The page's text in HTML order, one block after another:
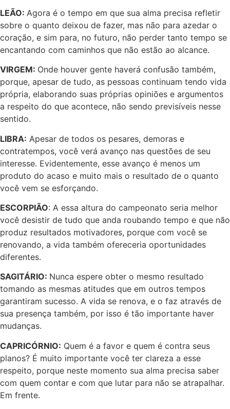
LEÃO: Agora é o tempo em que sua alma precisa refletir
sobre o quanto deixou de fazer, mas não para azedar o
coração, e sim para, no futuro, não perder tanto tempo se
encantando com caminhos que não estão ao alcance.
VIRGEM: Onde houver gente haverá confusão também,
porque, apesar de tudo, as pessoas continuam tendo vida
própria, elaborando suas próprias opiniões e argumentos
a respeito do que acontece, não sendo previsíveis nesse
sentido.
LIBRA: Apesar de todos os pesares, demoras e
contratempos, você verá avanço nas questões de seu
interesse. Evidentemente, esse avanço é menos um
produto do acaso e muito mais o resultado de o quanto
você vem se esforçando.
ESCORPIÃO: A essa altura do campeonato seria melhor
você desistir de tudo que anda roubando tempo e que não
produz resultados motivadores, porque com você se
renovando, a vida também ofereceria oportunidades
diferentes.
SAGITÁRIO: Nunca espere obter o mesmo resultado
tomando as mesmas atitudes que em outros tempos
garantiram sucesso. A vida se renova, e o faz através de
sua presença também, por isso é tão importante haver
mudanças.
CAPRICÓRNIO: Quem é a favor e quem é contra seus
planos? É muito importante você ter clareza a esse
respeito, porque neste momento sua alma precisa saber
com quem contar e com que lutar para não se atrapalhar.
Em frente.